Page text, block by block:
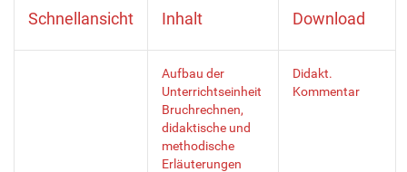
Schnellansicht Inhalt Download
Aufbau der
Unterrichtseinheit
Bruchrechnen,
didaktische und
methodische
Erläuterungen
Didakt.
Kommentar